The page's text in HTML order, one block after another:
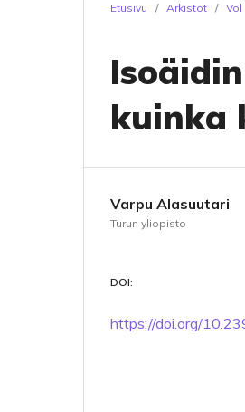
Etusivu / Arkistot /
kuinka
Varpu Alasuutari
Turun yliopisto
DOI:
https://doi.org/